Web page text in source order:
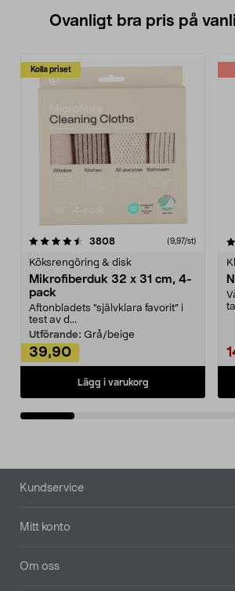
Ovanligt bra pris på
Kolla priset
3808recensioner (9,97/st)
Köksrengöring & disk
Mikrofiberduk 32 x 31 cm, 4-
pack
Aftonbladets "självklara favorit” i
test av d...
Utförande: Grå/beige
39,90
Lägg i varukorg
4.0av 5 stjärnor
Sidfot
Kundservice
Mitt konto
Om oss